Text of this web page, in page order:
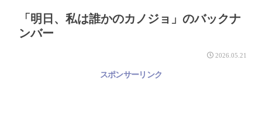
「明日、私は誰かのカノジョ」のバックナ
ンバー
2026.05.21
スポンサーリンク